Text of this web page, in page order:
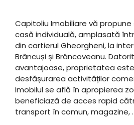
Capitoliu Imobiliare vă propune
casă individuală, amplasată
din cartierul Gheorgheni, la
Brâncuși și Brâncoveanu.
avantajoase, proprietatea
desfășurarea activităților
Imobilul se află în apropierea
beneficiază de acces rapid
transport în comun, magazine,